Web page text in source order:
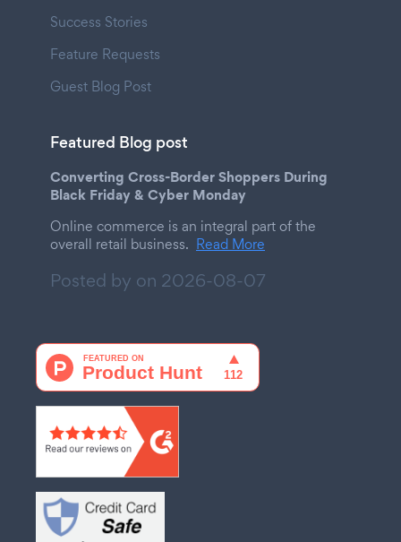
Success Stories
Feature Requests
Guest Blog Post
Featured Blog post
Converting Cross-Border Shoppers During
Black Friday & Cyber Monday
Online commerce is an integral part of the
overall retail business. Read More
Posted by on 2026-08-07